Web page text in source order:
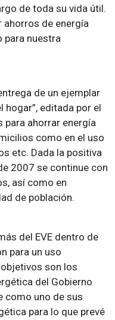
de toda su vida útil.
ahorros de energía
para nuestra
de un ejemplar
hogar”, editada por el
para ahorrar energía
como en el uso
etc. Dada la positiva
2007 se continue con
así como en
de población.
del EVE dentro de
para un uso
son los
del Gobierno
como uno de sus
para lo que prevé